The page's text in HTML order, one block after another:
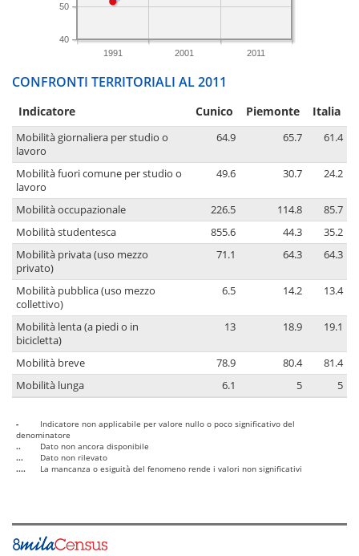
1991 2001 2011
40
50
CONFRONTI TERRITORIALI AL 2011
Indicatore Cunico Piemonte Italia
Mobilità giornaliera per studio o
lavoro
64.9 65.7 61.4
Mobilità fuori comune per studio o
lavoro
49.6 30.7 24.2
Mobilità occupazionale 226.5 114.8
85.7
Mobilità studentesca
855.6 44.3
35.2
Mobilità privata (uso mezzo
privato)
71.1 64.3 64.3
Mobilità pubblica (uso mezzo
collettivo)
6.5 14.2 13.4
Mobilità lenta (a piedi o in
bicicletta)
13 18.9 19.1
Mobilità breve 78.9 80.4
81.4
Mobilità lunga
6.1 5 5
-
Indicatore non applicabile per valore nullo o poco significativo del
denominatore
..
Dato non ancora disponibile
...
Dato non rilevato
....
La mancanza o esiguità del fenomeno rende i valori non significativi